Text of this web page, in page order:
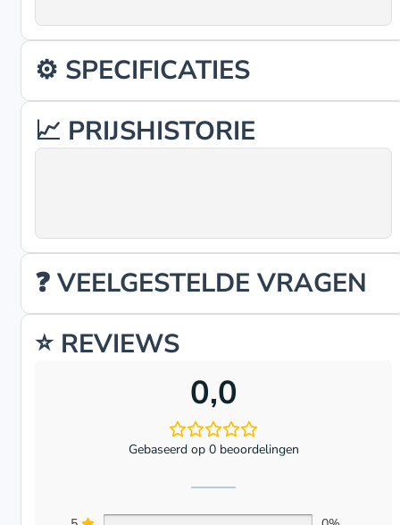
⚙️ SPECIFICATIES
📈 PRIJSHISTORIE
❓ VEELGESTELDE VRAGEN
⭐ REVIEWS
0,0
Gebaseerd op 0 beoordelingen